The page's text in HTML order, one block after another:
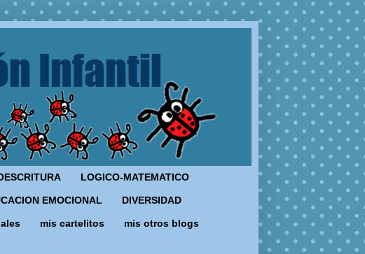
LOGICO-MATEMATICO
EMOCIONAL DIVERSIDAD
mis cartelitos mis otros blogs